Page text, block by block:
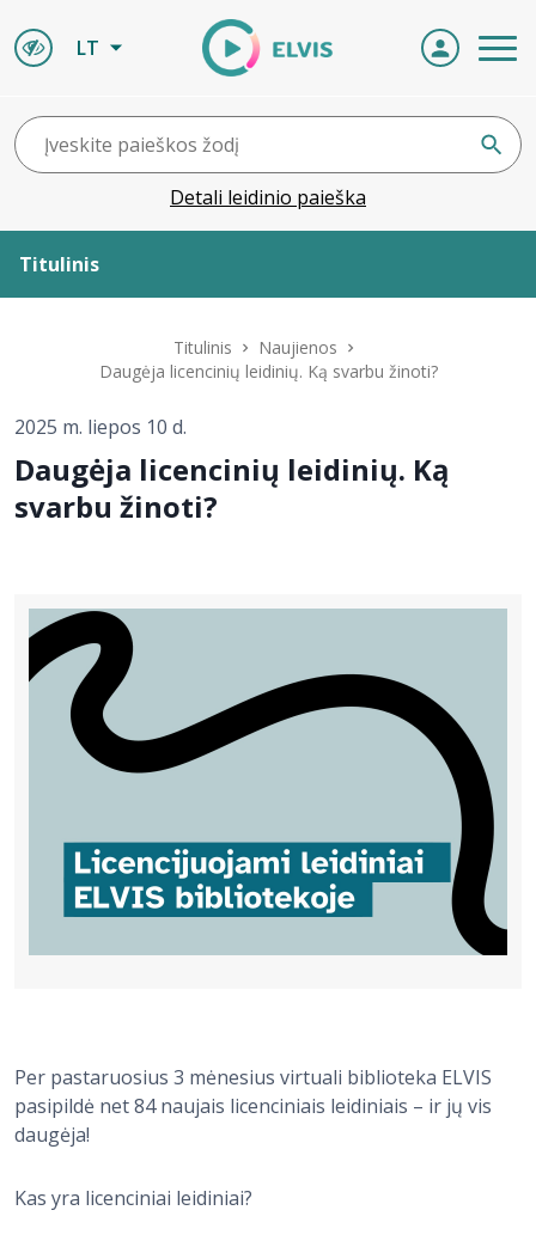
LT
Detali leidinio paieška
Titulinis
ELVIS atvyksta
D.U.K.
+370 667 80 541
info@elvislab.lt
Titulinis
Naujienos
Daugėja licencinių leidinių. Ką svarbu žinoti?
2025 m. liepos 10 d.
Daugėja licencinių leidinių. Ką
svarbu žinoti?
Per pastaruosius 3 mėnesius virtuali biblioteka ELVIS
pasipildė net 84 naujais licenciniais leidiniais – ir jų vis
daugėja!
Kas yra licenciniai leidiniai?